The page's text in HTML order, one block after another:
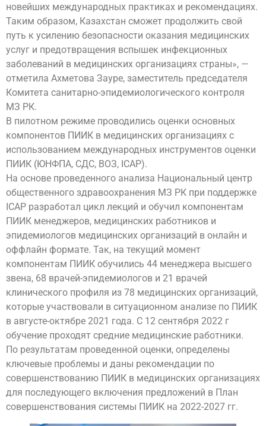
новейших международных практиках и рекомендациях.
Таким образом, Казахстан сможет продолжить свой
путь к усилению безопасности оказания медицинских
услуг и предотвращения вспышек инфекционных
заболеваний в медицинских организациях страны», —
отметила Ахметова Зауре, заместитель председателя
Комитета санитарно-эпидемиологического контроля
МЗ РК.
В пилотном режиме проводились оценки основных
компонентов ПИИК в медицинских организациях с
использованием международных инструментов оценки
ПИИК (ЮНФПА, СДС, ВОЗ, ICAP).
На основе проведенного анализа Национальный центр
общественного здравоохранения МЗ РК при поддержке
ICAP разработал цикл лекций и обучил компонентам
ПИИК менеджеров, медицинских работников и
эпидемиологов медицинских организаций в онлайн и
оффлайн формате. Так, на текущий момент
компонентам ПИИК обучились 44 менеджера высшего
звена, 68 врачей-эпидемиологов и 21 врачей
клинического профиля из 78 медицинских организаций,
которые участвовали в ситуационном анализе по ПИИК
в августе-октябре 2021 года. С 12 сентября 2022 г
обучение проходят средние медицинские работники.
По результатам проведенной оценки, определены
ключевые проблемы и даны рекомендации по
совершенствованию ПИИК в медицинских организациях
для последующего включения предложений в План
совершенствования системы ПИИК на 2022-2027 гг.